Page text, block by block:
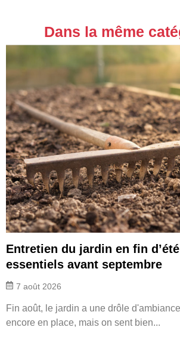
Dans la même
Entretien du jardin en fin
essentiels avant septembre
7 août 2026
Fin août, le jardin a une drôle
encore en place, mais on sent bien...